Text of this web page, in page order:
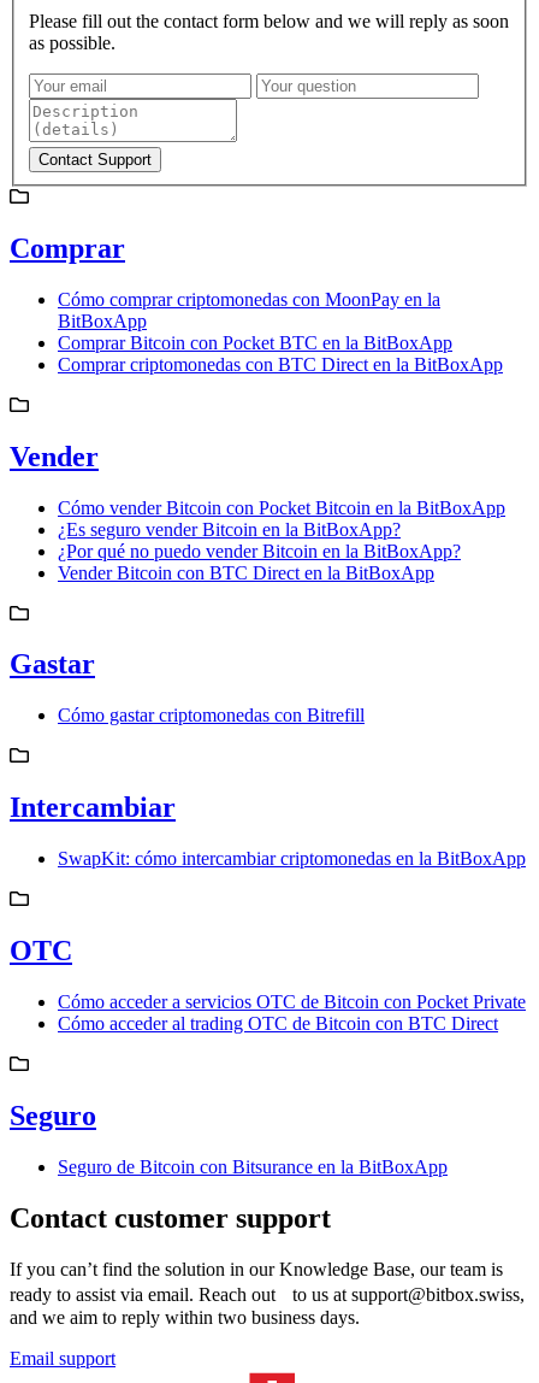
Please fill out the contact form below and we will reply as soon
as possible.
Contact Support
Comprar
Cómo comprar criptomonedas con MoonPay en la
BitBoxApp
Comprar Bitcoin con Pocket BTC en la BitBoxApp
Comprar criptomonedas con BTC Direct en la BitBoxApp
Vender
Cómo vender Bitcoin con Pocket Bitcoin en la BitBoxApp
¿Es seguro vender Bitcoin en la BitBoxApp?
¿Por qué no puedo vender Bitcoin en la BitBoxApp?
Vender Bitcoin con BTC Direct en la BitBoxApp
Gastar
Cómo gastar criptomonedas con Bitrefill
Intercambiar
SwapKit: cómo intercambiar criptomonedas en la BitBoxApp
OTC
Cómo acceder a servicios OTC de Bitcoin con Pocket Private
Cómo acceder al trading OTC de Bitcoin con BTC Direct
Seguro
Seguro de Bitcoin con Bitsurance en la BitBoxApp
Contact customer support
If you can’t find the solution in our Knowledge Base, our team is
ready to assist via email. Reach out to us at support@bitbox.swiss,
and we aim to reply within two business days.
Email support